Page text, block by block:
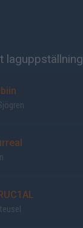
laguppställning